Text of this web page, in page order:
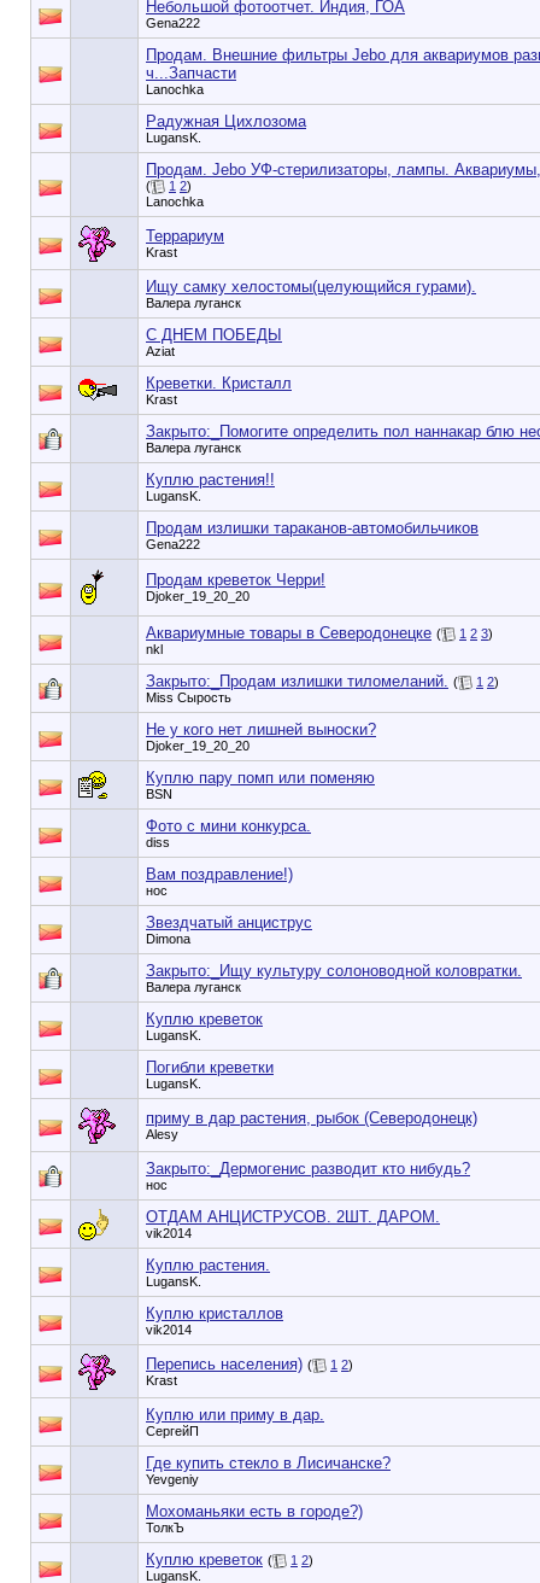
Небольшой фотоотчет. Индия, ГОА
Gena222
Продам. Внешние фильтры Jebo для аквариумов
ч...Запчасти
Lanochka
Радужная Цихлозома
LugansK.
Продам. Jebo УФ-стерилизаторы, лампы.
( 1 2)
Lanochka
Террариум
Krast
Ищу самку хелостомы(целующийся гурами).
Валера луганск
С ДНЕМ ПОБЕДЫ
Aziat
Креветки. Кристалл
Krast
Закрыто:_ Помогите определить пол наннакар блю
Валера луганск
Куплю растения!!
LugansK.
Продам излишки тараканов-автомобильчиков
Gena222
Продам креветок Черри!
Djoker_19_20_20
Аквариумные товары в Северодонецке ( 1 2 3)
nkl
Закрыто:_ Продам излишки тиломеланий. ( 1 2)
Miss Сырость
Не у кого нет лишней выноски?
Djoker_19_20_20
Куплю пару помп или поменяю
BSN
Фото с мини конкурса.
diss
Вам поздравление!)
нос
Звездчатый анциструс
Dimona
Закрыто:_ Ищу культуру солоноводной коловратки.
Валера луганск
Куплю креветок
LugansK.
Погибли креветки
LugansK.
приму в дар растения, рыбок (Северодонецк)
Alesy
Закрыто:_ Дермогенис разводит кто нибудь?
нос
ОТДАМ АНЦИСТРУСОВ. 2ШТ. ДАРОМ.
vik2014
Куплю растения.
LugansK.
Куплю кристаллов
vik2014
Перепись населения) ( 1 2)
Krast
Куплю или приму в дар.
СергейП
Где купить стекло в Лисичанске?
Yevgeniy
Мохоманьяки есть в городе?)
ТолкЪ
Куплю креветок ( 1 2)
LugansK.